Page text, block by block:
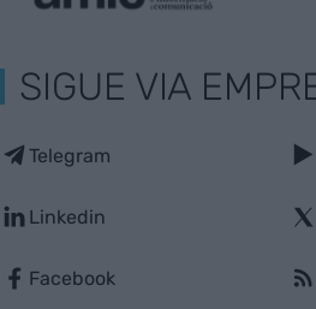
SIGUE VIA
Telegram
Linkedin
Facebook